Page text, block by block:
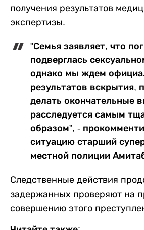
получения результатов
экспертизы.
"Семья заявляет, что
подверглась
однако мы ждем
результатов вскрытия,
делать окончательные
расследуется самым
образом”, -
ситуацию старший
местной полиции
Следственные действия
задержанных проверяют на
совершению этого